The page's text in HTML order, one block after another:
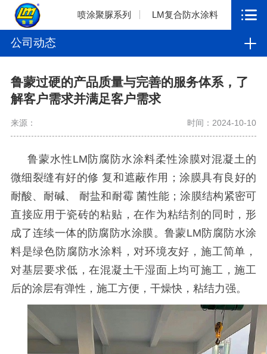
喷涂聚脲系列 LM复合防水涂料
公司动态
鲁蒙过硬的产品质量与完善的服务体系，了
解客户需求并满足客户需求
来源： 时间：2024-10-10
鲁蒙水性LM防腐防水涂料柔性涂膜对混凝土的
微细裂缝有好的修 复和遮蔽作用；涂膜具有良好的
耐酸、耐碱、 耐盐和耐霉 菌性能；涂膜结构紧密可
直接应用于瓷砖的粘贴，在作为粘结剂的同时，形
成了连续一体的防腐防水涂膜。鲁蒙LM防腐防水涂
料是绿色防腐防水涂料，对环境友好，施工简单，
对基层要求低，在混凝土干湿面上均可施工，施工
后的涂层有弹性，施工方便，干燥快，粘结力强。